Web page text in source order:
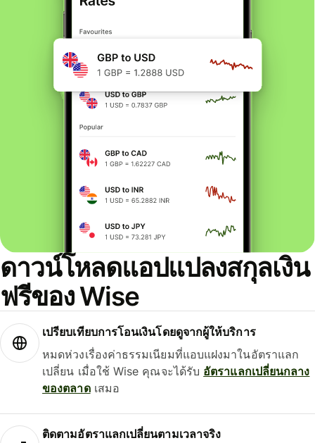
ดาวน์โหลดแอปแปลงสกุลเงิน
ฟรีของ Wise
เปรียบเทียบการโอนเงินโดยดูจากผู้ให้บริการ
หมดห่วงเรื่องค่าธรรมเนียมที่แอบแฝงมาในอัตราแลก
เปลี่ยน เมื่อใช้ Wise คุณจะได้รับ อัตราแลกเปลี่ยนกลาง
ของตลาดเสมอ
ติดตามอัตราแลกเปลี่ยนตามเวลาจริง